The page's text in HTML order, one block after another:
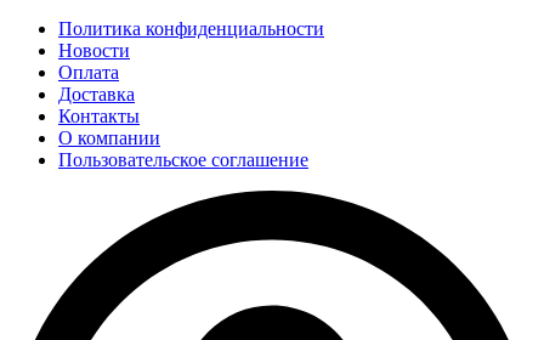
Политика конфиденциальности
Новости
Оплата
Доставка
Контакты
О компании
Пользовательское соглашение